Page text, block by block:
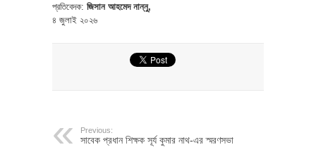
প্রতিবেদক: জিসান আহমেদ নান্নু,
৪ জুলাই ২০২৬
Previous:
সাবেক প্রধান শিক্ষক সূর্য কুমার নাথ-এর স্মরণসভা